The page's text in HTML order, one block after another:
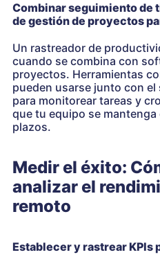
Combinar seguimiento de
de gestión de proyectos
Un rastreador de
cuando se combina con
proyectos. Herramientas
pueden usarse junto con
para monitorear tareas y
que tu equipo se
plazos.
Medir el éxito:
analizar el
remoto
Establecer y rastrear KPIs